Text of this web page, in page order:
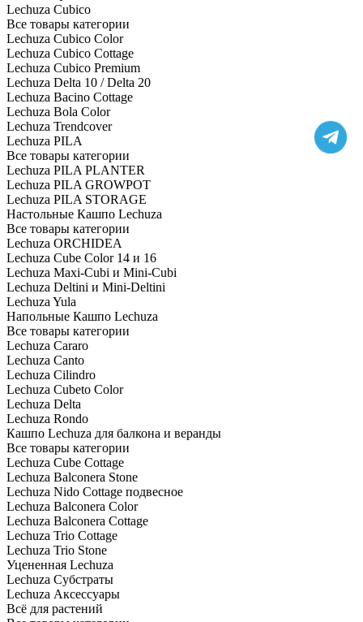
Lechuza Cubico
Все товары категории
Lechuza Cubico Color
Lechuza Cubico Cottage
Lechuza Cubico Premium
Lechuza Delta 10 / Delta 20
Lechuza Bacino Cottage
Lechuza Bola Color
Lechuza Trendcover
Lechuza PILA
Все товары категории
Lechuza PILA PLANTER
Lechuza PILA GROWPOT
Lechuza PILA STORAGE
Настольные Кашпо Lechuza
Все товары категории
Lechuza ORCHIDEA
Lechuza Cube Color 14 и 16
Lechuza Maxi-Cubi и Mini-Cubi
Lechuza Deltini и Mini-Deltini
Lechuza Yula
Напольные Кашпо Lechuza
Все товары категории
Lechuza Cararo
Lechuza Canto
Lechuza Cilindro
Lechuza Cubeto Color
Lechuza Delta
Lechuza Rondo
Кашпо Lechuza для балкона и веранды
Все товары категории
Lechuza Cube Cottage
Lechuza Balconera Stone
Lechuza Nido Cottage подвесное
Lechuza Balconera Color
Lechuza Balconera Cottage
Lechuza Trio Cottage
Lechuza Trio Stone
Уцененная Lechuza
Lechuza Субстраты
Lechuza Аксессуары
Всё для растений